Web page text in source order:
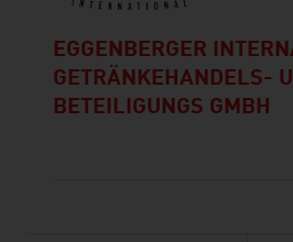
EGGENBERGER
GETRÄNKEHANDELS-
BETEILIGUNGS GMBH